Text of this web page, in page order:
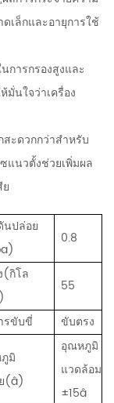
ล็กและอายุการใช้
การกรองสูงและ
มั่นใจว่าเครื่อง
ะดวกกว่าสำหรับ
แนวตั้งช่วยเพิ่มผล
นปล่อย
0.8
(กิโล
55
รขับขี่ ขับตรง
มิ
(â)
อุณหภูมิ
แวดล้อม
±15â